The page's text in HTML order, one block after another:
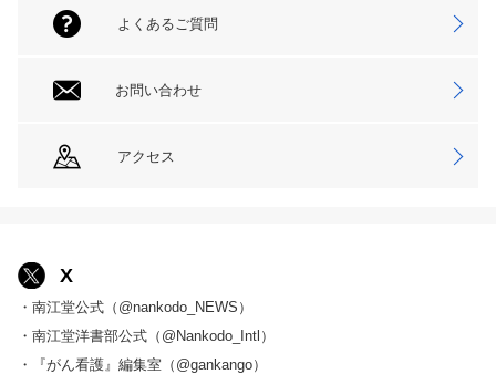
よくあるご質問
お問い合わせ
アクセス
X
・南江堂公式（@nankodo_NEWS）
・南江堂洋書部公式（@Nankodo_Intl）
・『がん看護』編集室（@gankango）